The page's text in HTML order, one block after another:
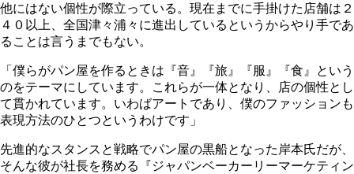
他にはない個性が際立っている。現在までに手掛けた店舗は２
４０以上、全国津々浦々に進出しているというからやり手であ
ることは言うまでもない。
「僕らがパン屋を作るときは『音』『旅』『服』『食』という
のをテーマにしています。これらが一体となり、店の個性とし
て貫かれています。いわばアートであり、僕のファッションも
表現方法のひとつというわけです」
先進的なスタンスと戦略でパン屋の黒船となった岸本氏だが、
そんな彼が社長を務める『ジャパンベーカーリーマーケティン